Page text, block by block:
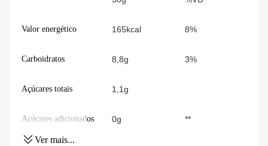
Valor energético 165kcal 8%
Carboidratos 8,8g 3%
Açúcares totais 1,1g
Açúcares adicionados 0g **
Ver mais...